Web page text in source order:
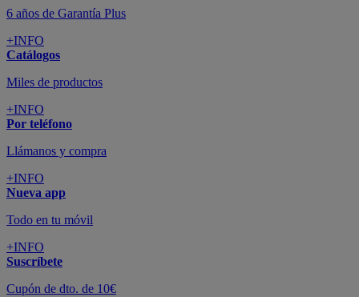
6 años de Garantía Plus
+INFO
Catálogos
Miles de productos
+INFO
Por teléfono
Llámanos y compra
+INFO
Nueva app
Todo en tu móvil
+INFO
Suscríbete
Cupón de dto. de 10€